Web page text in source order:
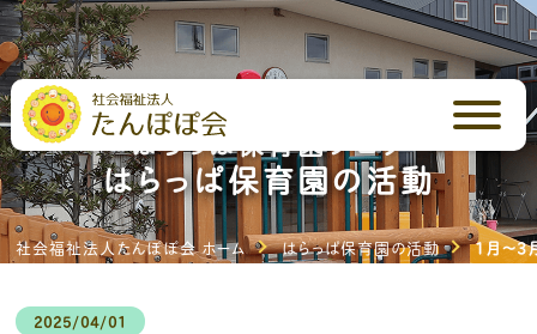
はらっぱ保育園ブログ
はらっぱ保育園の活動
社会福祉法人たんぽぽ会 ホーム はらっぱ保育園の活動 1月～3
2025/04/01